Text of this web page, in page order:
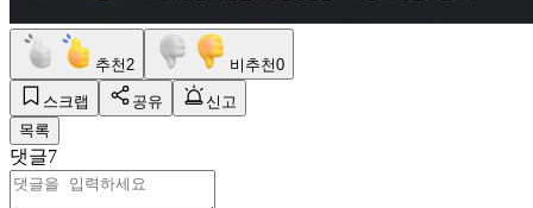
추천 2 비추천0
스크랩 공유
신고
목록
댓글7